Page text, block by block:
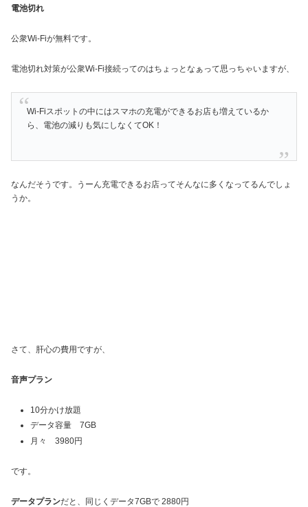
電池切れ
公衆Wi-Fiが無料です。
電池切れ対策が公衆Wi-Fi接続ってのはちょっとなぁって思っちゃいますが、
Wi-Fiスポットの中にはスマホの充電ができるお店も増えているか
ら、電池の減りも気にしなくてOK！
なんだそうです。うーん充電できるお店ってそんなに多くなってるんでしょ
うか。
さて、肝心の費用ですが、
音声プラン
10分かけ放題
データ容量 7GB
月々 3980円
です。
データプランだと、同じくデータ7GBで 2880円